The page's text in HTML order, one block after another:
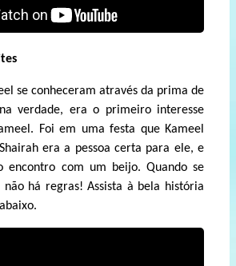
se conheceram através da prima de
verdade, era o primeiro interesse
Foi em uma festa que Kameel
era a pessoa certa para ele, e
encontro com um beijo. Quando se
há regras! Assista à bela história